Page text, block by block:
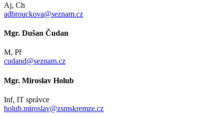
Aj, Ch
adbrouckova@seznam.cz
Mgr. Dušan Čudan
M, Př
cudand@seznam.cz
Mgr. Miroslav Holub
Inf, IT správce
holub.miroslav@zsmskremze.cz